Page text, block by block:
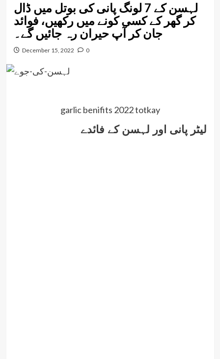
لہسن کے 7 لونگ پانی کی بوتل میں ڈال
کر گھر کے کسی کونے میں رکھیں، فوائد
جان کر آپ حیران رہ جائیں گے۔
December 15, 2022 0
garlic benifits 2022 totkay
لیٹر پانی اور لہسن کے فائدے